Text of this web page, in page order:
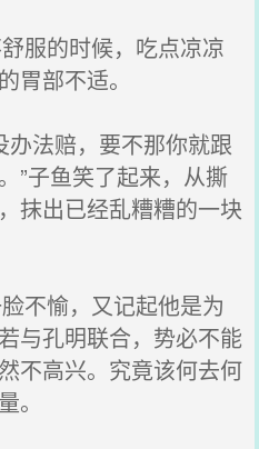
服的时候，吃点凉凉
胃部不适。
法赔，要不那你就跟
”子鱼笑了起来，从撕
抹出已经乱糟糟的一块
不愉，又记起他是为
与孔明联合，势必不能
不高兴。究竟该何去何
。